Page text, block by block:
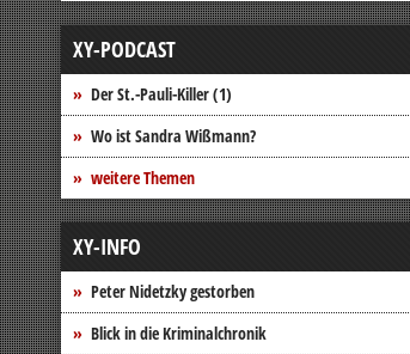
XY-PODCAST
Der St.-Pauli-Killer (1)
Wo ist Sandra Wißmann?
weitere Themen
XY-INFO
Peter Nidetzky gestorben
Blick in die Kriminalchronik